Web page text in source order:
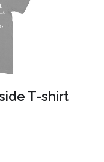
T-shirt